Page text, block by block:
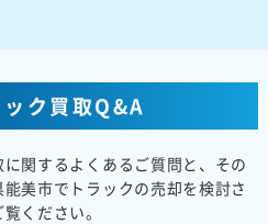
ク買取Q&A
関するよくあるご質問と、その
美市でトラックの売却を検討さ
ください。